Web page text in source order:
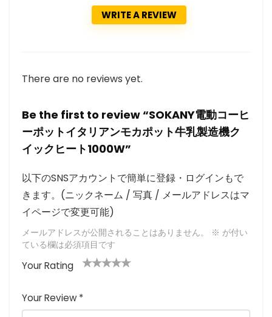
WRITE A REVIEW
There are no reviews yet.
Be the first to review “SOKANY電動コーヒ
ーポットイタリアンモカポット牛乳製造機ク
イックヒート1000W”
以下のSNSアカウントで簡単に登録・ログインもで
きます。(ニックネーム / 写真 / メールアドレスはマ
イページで変更可能)
メールアドレスが公開されることはありません。 ※ が付い
ている欄は必須項目です
Your Rating
つ
星
星
(最
(最高
評価:
(最高評
価: 5つ
高評価: 5
つ星)
Your Review *